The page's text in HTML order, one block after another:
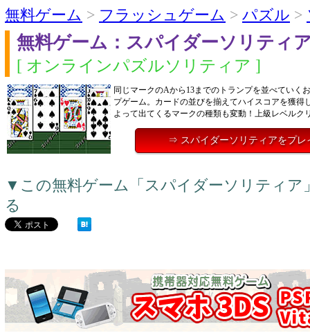
無料ゲーム > フラッシュゲーム > パズル >
無料ゲーム：スパイダーソリティ
[ オンラインパズルソリティア ]
同じマークのAから13までのトランプを並べていく
プゲーム。カードの並びを揃えてハイスコアを獲得
よって出てくるマークの種類も変動！上級レベルク
⇒ スパイダーソリティアをプレ
▼この無料ゲーム「スパイダーソリティア
る